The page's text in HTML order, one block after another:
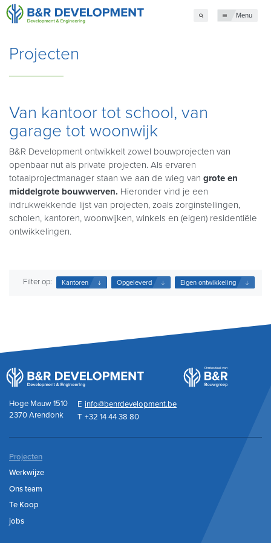
Menu
Projecten
Van kantoor tot school, van
garage tot woonwijk
B&R Development ontwikkelt zowel bouwprojecten van
openbaar nut als private projecten. Als ervaren
totaalprojectmanager staan we aan de wieg van grote en
middelgrote bouwwerven. Hieronder vind je een
indrukwekkende lijst van projecten, zoals zorginstellingen,
scholen, kantoren, woonwijken, winkels en (eigen) residentiële
ontwikkelingen.
Filter op: Kantoren Opgeleverd Eigen ontwikkeling
Hoge Mauw 1510
2370 Arendonk
E info@benrdevelopment.be
T +32 14 44 38 80
Projecten
Werkwijze
Ons team
Te Koop
jobs